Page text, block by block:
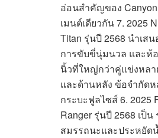
อ่อนสำคัญของ
เมนต์เดียวกัน 7. 2025
Titan รุ่นปี 2568 นำเส
การขับขี่นุ่มนวล และห้
นิ้วที่ใหญ่กว่าคู่แข่งหลา
และด้านหลัง ข้อจำกัด
กระบะฟูลไซส์ 6. 2025
Ranger รุ่นปี 2568 เป็
สมรรถนะและประหยัด